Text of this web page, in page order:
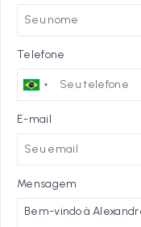
Telefone
E-mail
Mensagem